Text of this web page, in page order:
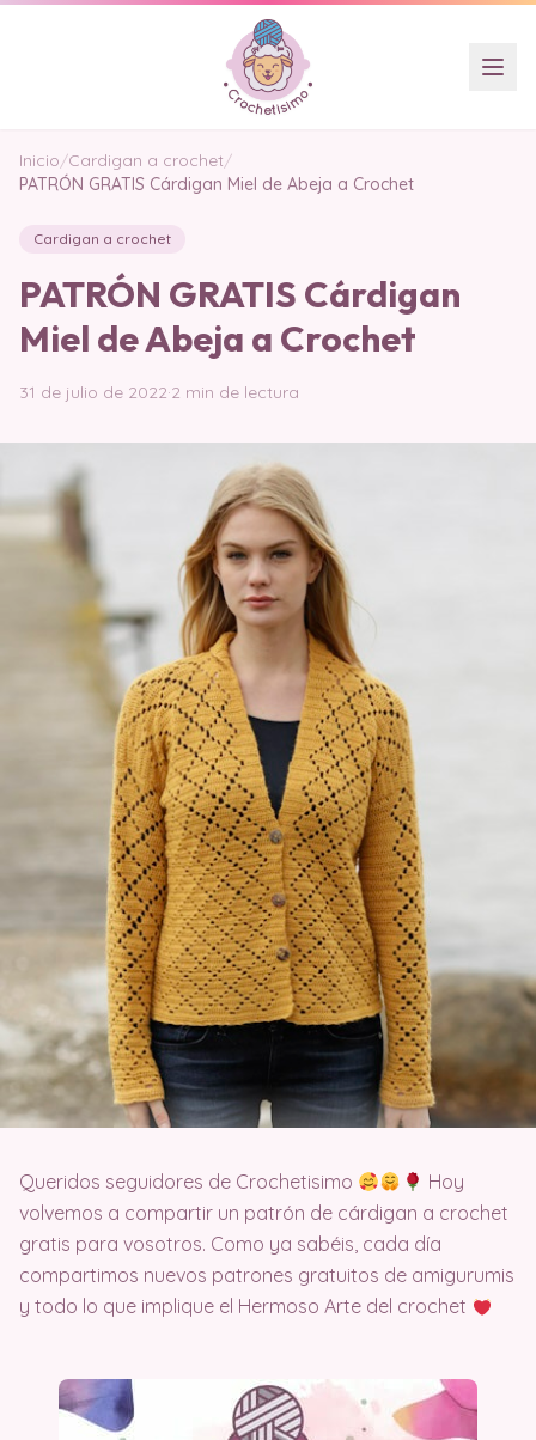
Inicio/Cardigan a crochet/
PATRÓN GRATIS Cárdigan Miel de Abeja a Crochet
Cardigan a crochet
PATRÓN GRATIS Cárdigan
Miel de Abeja a Crochet
31 de julio de 2022·2 min de lectura
Queridos seguidores de Crochetisimo
Hoy
volvemos a compartir un patrón de cárdigan a crochet
gratis para vosotros. Como ya sabéis, cada día
compartimos nuevos patrones gratuitos de amigurumis
y todo lo que implique el Hermoso Arte del crochet